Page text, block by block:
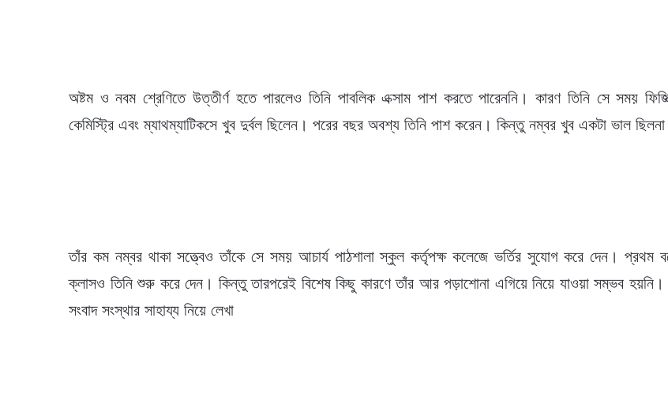
অষ্টম ও নবম শ্রেণিতে উত্তীর্ণ হতে পারলেও তিনি পাবলিক এক্সাম পাশ করতে পারেননি। কারণ তিনি সে সময়
কেমিস্ট্রি এবং ম্যাথম্যাটিকসে খুব দুর্বল ছিলেন। পরের বছর অবশ্য তিনি পাশ করেন। কিন্তু নম্বর খুব একটা ভাল
তাঁর কম নম্বর থাকা সত্ত্বেও তাঁকে সে সময় আচার্য পাঠশালা স্কুল কর্তৃপক্ষ কলেজে ভর্তির সুযোগ করে দেন। প্রথম
ক্লাসও তিনি শুরু করে দেন। কিন্তু তারপরেই বিশেষ কিছু কারণে তাঁর আর পড়াশোনা এগিয়ে নিয়ে যাওয়া সম্ভব
সংবাদ সংস্থার সাহায্য নিয়ে লেখা